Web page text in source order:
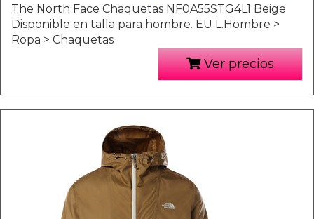
The North Face Chaquetas NF0A55STG4L1 Beige
Disponible en talla para hombre. EU L.Hombre >
Ropa > Chaquetas
Ver precios